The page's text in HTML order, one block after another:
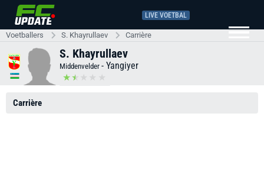
LIVE VOETBAL
Voetballers S. Khayrullaev Carrière
S. Khayrullaev
Middenvelder - Yangiyer
Carrière